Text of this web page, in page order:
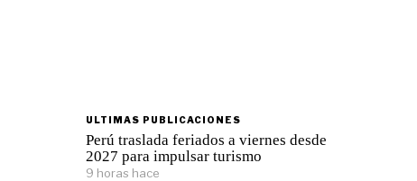
ULTIMAS PUBLICACIONES
Perú traslada feriados a viernes desde
2027 para impulsar turismo
9 horas hace